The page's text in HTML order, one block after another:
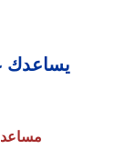
KUTOOLS AI مساعد